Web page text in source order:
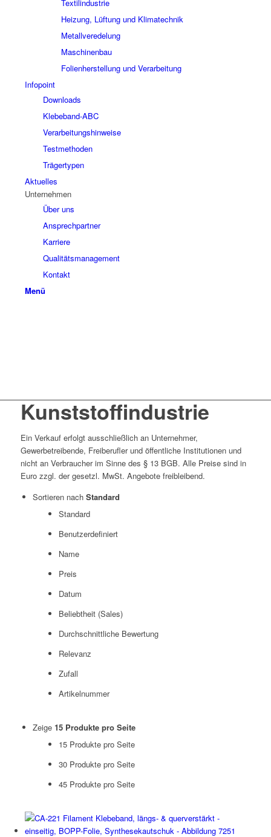
Textilindustrie
Heizung, Lüftung und Klimatechnik
Metallveredelung
Maschinenbau
Folienherstellung und Verarbeitung
Infopoint
Downloads
Klebeband-ABC
Verarbeitungshinweise
Testmethoden
Trägertypen
Aktuelles
Unternehmen
Über uns
Ansprechpartner
Karriere
Qualitätsmanagement
Kontakt
Menü
Kunststoffindustrie
Ein Verkauf erfolgt ausschließlich an Unternehmer,
Gewerbetreibende, Freiberufler und öffentliche Institutionen und
nicht an Verbraucher im Sinne des § 13 BGB. Alle Preise sind in
Euro zzgl. der gesetzl. MwSt. Angebote freibleibend.
Sortieren nach Standard
Standard
Benutzerdefiniert
Name
Preis
Datum
Beliebtheit (Sales)
Durchschnittliche Bewertung
Relevanz
Zufall
Artikelnummer
Zeige 15 Produkte pro Seite
15 Produkte pro Seite
30 Produkte pro Seite
45 Produkte pro Seite